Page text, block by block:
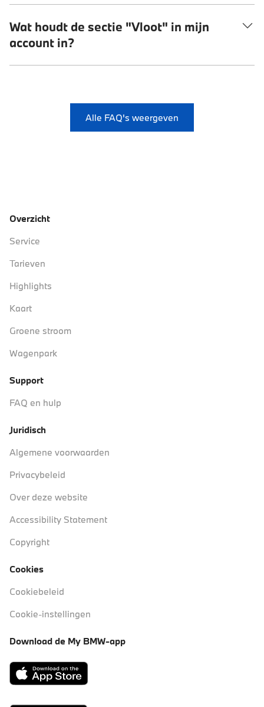
Wat houdt de sectie "Vloot" in mijn
account in?
Alle FAQ's weergeven
Overzicht
Service
Tarieven
Highlights
Kaart
Groene stroom
Wagenpark
Support
FAQ en hulp
Juridisch
Algemene voorwaarden
Privacybeleid
Over deze website
Accessibility Statement
Copyright
Cookies
Cookiebeleid
Cookie-instellingen
Download de My BMW-app